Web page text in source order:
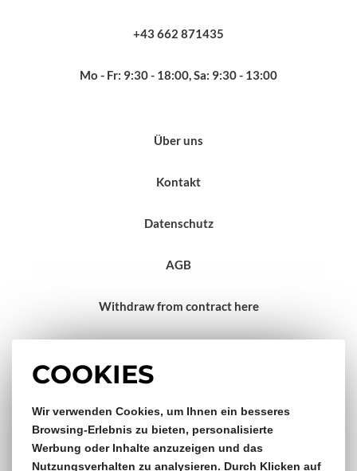
COOKIES
Wir verwenden Cookies, um Ihnen ein besseres
Browsing-Erlebnis zu bieten, personalisierte
Werbung oder Inhalte anzuzeigen und das
Nutzungsverhalten zu analysieren. Durch Klicken auf
+43 662 871435
Mo - Fr: 9:30 - 18:00, Sa: 9:30 - 13:00
Über uns
Kontakt
Datenschutz
AGB
Withdraw from contract here
Gratis Versand & Rückversand
ab €150,- Bestellwert